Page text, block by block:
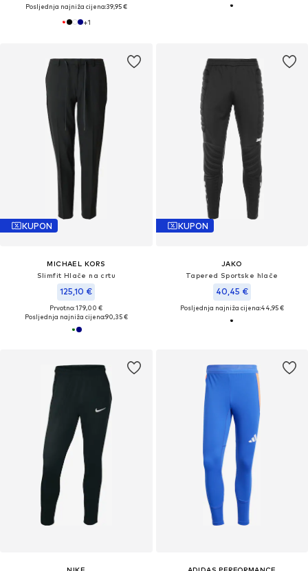
Posljednja najniža cijena:39,95 €
+1
KUPON
MICHAEL KORS
Slimfit Hlače na crtu
125,10 €
Prvotno: 179,00 €
Posljednja najniža cijena:90,35 €
KUPON
JAKO
Tapered Sportske hlače
40,45 €
Posljednja najniža cijena:44,95 €